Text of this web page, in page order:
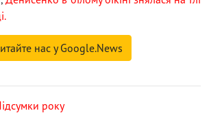
нас у Google.News
року